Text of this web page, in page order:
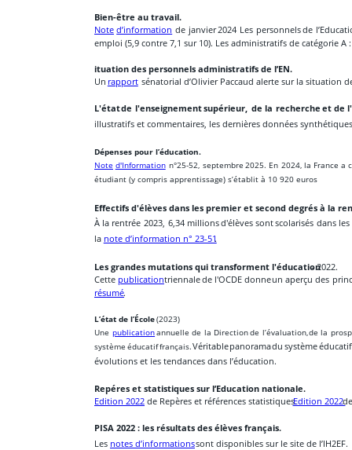
Bien-être au travail.
Note d’information de janvier2024 Les personnelsde
emploi (5,9 contre 7,1 sur 10). Les administratifs de catégorie A
ituation des personnels administratifs de l’EN.
Un rapport
sénatorial d’Olivier Paccaud alerte sur la situation
L'étatde l'enseignementsupérieur, de la recherche et de
illustratifs et commentaires, les dernières données
Dépenses pour l’éducation.
Note d'Information n°25-52, septembre 2025. En 2024, la France a
étudiant (y compris apprentissage) s’établit à 10 920 euros
Effectifs d'élèves dans les premier et second degrés à la
À la rentrée 2023, 6,34 millionsd'élèves sontscolarisés dans les
la note d’information n° 23-51.
Les grandes mutations qui transforment l'éducation - 2022.
Cette publicationtriennalede l'OCDE donneun aperçu des
résumé.
L’état de l’École (2023)
Une publicationannuelle de la Directionde l’évaluation,de la
système éducatiffrançais.Véritablepanoramadu systèmeéducatif
évolutions et les tendances dans l’éducation.
Repéres et statistiques sur l’Education nationale.
Edition 2022
  de Repères et références statistiques.
Edition 2022
PISA 2022 : les résultats des élèves français.
Les notes d’informations sont disponibles sur le site de l’IH2EF.